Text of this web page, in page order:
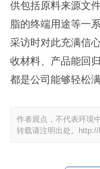
供包括原料来源文
脂的终端用途等一
采访时对此充满信
收材料、产品能回
都是公司能够轻松
作者观点，不代表环境
转载请注明出处。